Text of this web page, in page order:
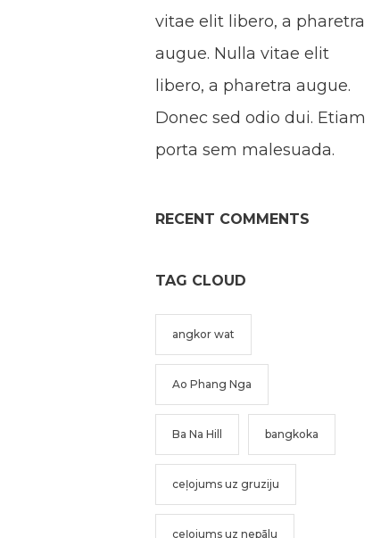
vitae elit libero, a pharetra
augue. Nulla vitae elit
libero, a pharetra augue.
Donec sed odio dui. Etiam
porta sem malesuada.
RECENT COMMENTS
TAG CLOUD
angkor wat
Ao Phang Nga
Ba Na Hill bangkoka
ceļojums uz gruziju
ceļojums uz nepālu